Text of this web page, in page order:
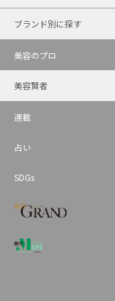
ブランド別に探す
美容のプロ
美容賢者
連載
占い
SDGs